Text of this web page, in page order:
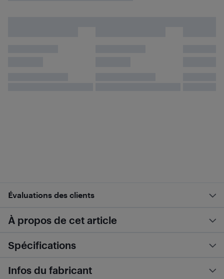
Évaluations des clients
À propos de cet article
Spécifications
Infos du fabricant